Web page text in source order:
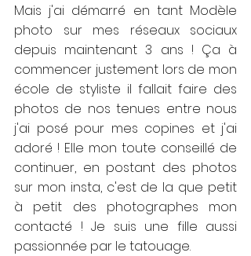
Mais j'ai démarré en tant Modèle
photo sur mes réseaux sociaux
depuis maintenant 3 ans ! Ça à
commencer justement lors de mon
école de styliste il fallait faire des
photos de nos tenues entre nous
j'ai posé pour mes copines et j'ai
adoré ! Elle mon toute conseillé de
continuer, en postant des photos
sur mon insta, c'est de la que petit
à petit des photographes mon
contacté ! Je suis une fille aussi
passionnée par le tatouage.